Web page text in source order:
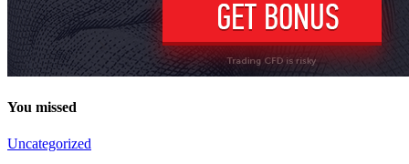
You missed
Uncategorized